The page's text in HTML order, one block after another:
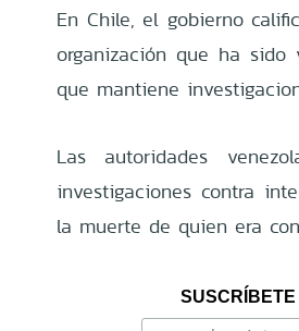
En Chile, el gobierno
organización que ha
que mantiene
Las autoridades
investigaciones contra
la muerte de quien era